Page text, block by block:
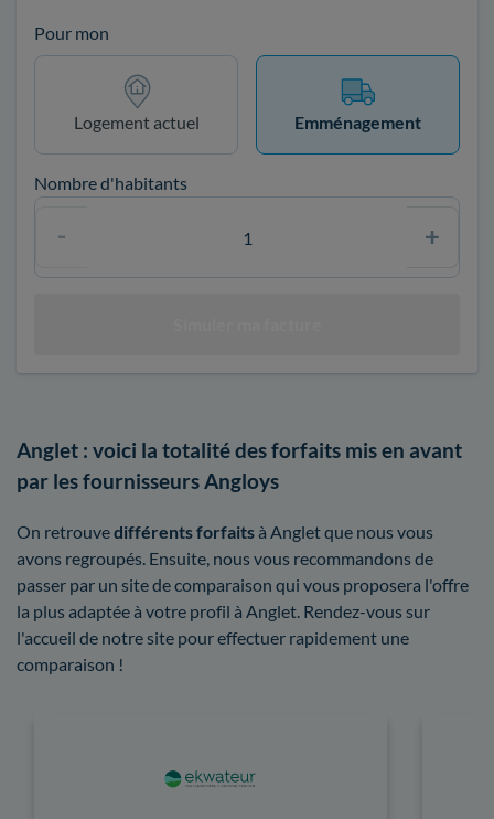
Pour mon
Logement actuel Emménagement
Nombre d'habitants
Anglet : voici la totalité des forfaits mis en avant
par les fournisseurs Angloys
On retrouvedifférents forfaitsà Anglet que nous vous
avons regroupés. Ensuite, nous vous recommandons de
passer par un site de comparaison qui vous proposera l'offre
la plus adaptée à votre profil à Anglet. Rendez-vous sur
l'accueil de notre site pour effectuer rapidement une
comparaison !